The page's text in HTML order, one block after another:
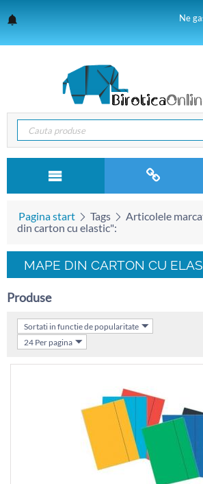
Ne
Pagina start Tags
Articolele
din carton cu elastic":
MAPE DIN CARTON CU
Produse
Sortati in functie de popularitate
24 Per pagina